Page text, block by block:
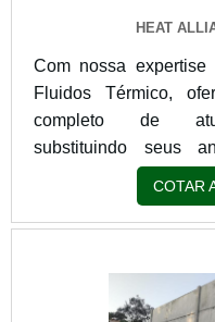
HEAT
Com nossa
Fluidos Térmico,
completo de
substituindo seus
tecnologia de última
Controladores
(CLPs),
segura. Além
queimador para
COTAR